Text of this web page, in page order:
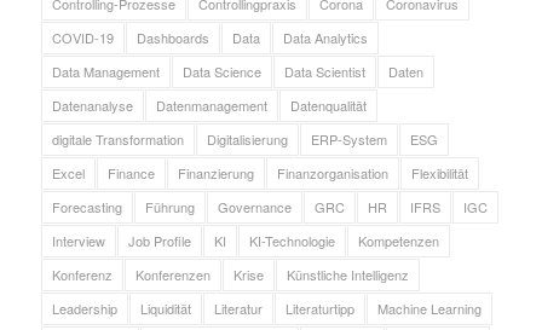
COVID-19
Dashboards Data
Data Analytics
Data Management
Data Science Data Scientist
Daten
Datenanalyse
Datenmanagement
Datenqualität
digitale Transformation
Digitalisierung ERP-System
ESG
Excel
Finance Finanzierung Finanzorganisation
Flexibilität
Forecasting
Führung Governance GRC HR IFRS
IGC
Interview
Job Profile KI KI-Technologie
Kompetenzen
Konferenz
Konferenzen Krise
Künstliche Intelligenz
Leadership
Liquidität Literatur Literaturtipp
Machine Learning